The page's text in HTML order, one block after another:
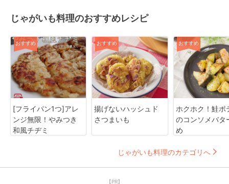
じゃがいも料理のおすすめレシピ
おすすめ
[フライパン1つ]アレ
ンジ無限！やみつき
和風チヂミ
おすすめ
揚げないハッシュド
さつまいも
おすすめ
ホクホク！鮭ポ
のコンソメバタ
め
じゃがいも料理のカテゴリへ
【PR】